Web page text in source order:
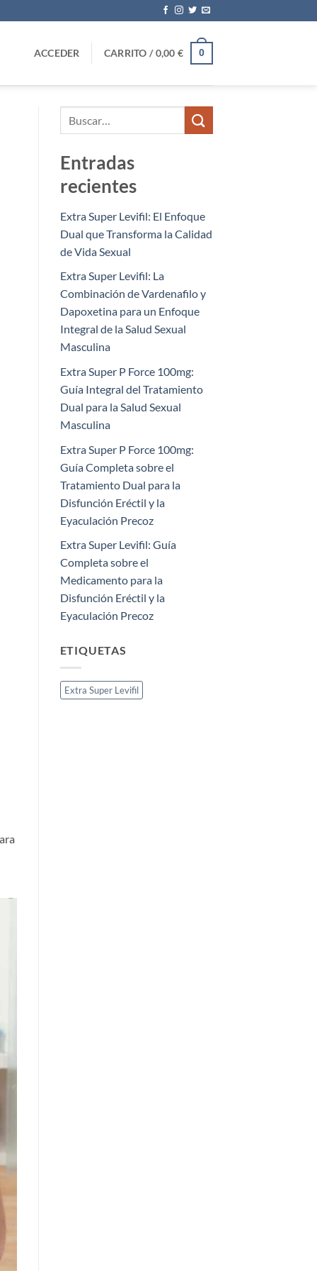
ACCEDER CARRITO /0,00€ 0
Entradas
recientes
Extra Super Levifil: El Enfoque
Dual que Transforma la Calidad
de Vida Sexual
Extra Super Levifil: La
Combinación de Vardenafilo y
Dapoxetina para un Enfoque
Integral de la Salud Sexual
Masculina
Extra Super P Force 100mg:
Guía Integral del Tratamiento
Dual para la Salud Sexual
Masculina
Extra Super P Force 100mg:
Guía Completa sobre el
Tratamiento Dual para la
Disfunción Eréctil y la
Eyaculación Precoz​
Extra Super Levifil: Guía
Completa sobre el
Medicamento para la
Disfunción Eréctil y la
Eyaculación Precoz
ETIQUETAS
Extra Super Levifil